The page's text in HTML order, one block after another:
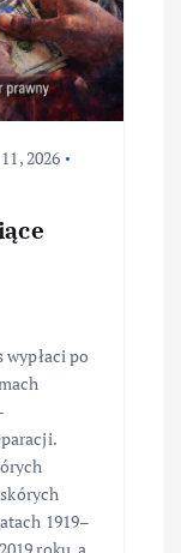
2026
po
1919–